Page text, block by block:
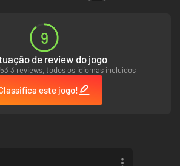
9
de review do jogo
3 reviews, todos os idiomas incluídos
este jogo!